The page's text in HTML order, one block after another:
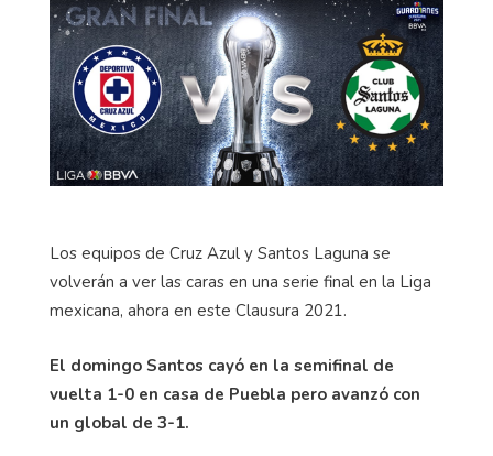
Los equipos de Cruz Azul y Santos Laguna se
volverán a ver las caras en una serie final en la Liga
mexicana, ahora en este Clausura 2021.
El domingo Santos cayó en la semifinal de
vuelta 1-0 en casa de Puebla pero avanzó con
un global de 3-1.